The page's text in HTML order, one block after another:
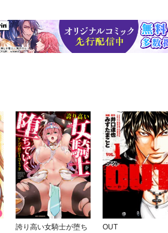
誇り高い女騎士が堕ち
OUT